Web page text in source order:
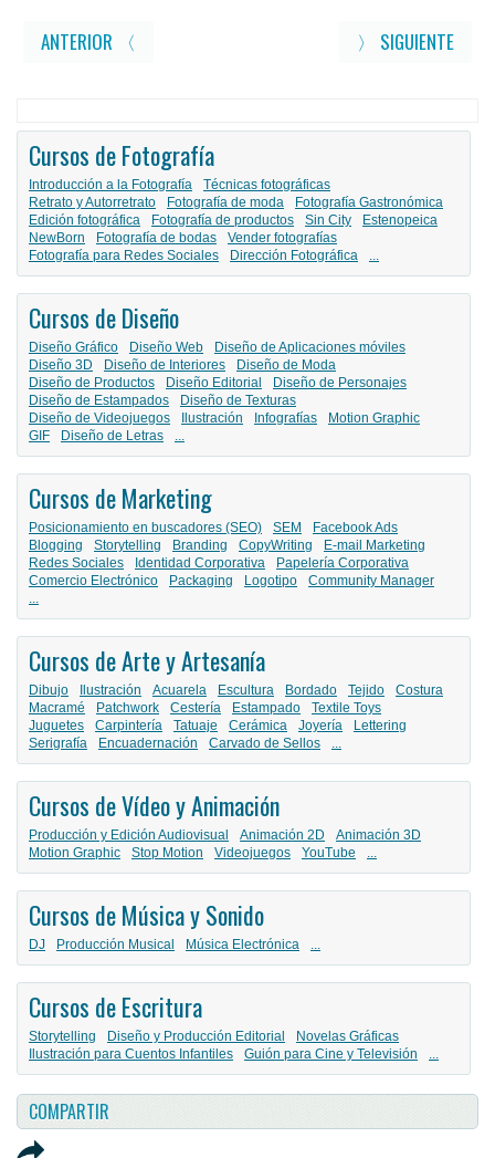
ANTERIOR 〈 〉 SIGUIENTE
Cursos de Fotografía
Introducción a la Fotografía
Técnicas fotográficas
Retrato y Autorretrato
Fotografía de moda
Fotografía Gastronómica
Edición fotográfica
Fotografía de productos Sin City
Estenopeica
NewBorn
Fotografía de bodas
Vender fotografías
Fotografía para Redes Sociales
Dirección Fotográfica ...
Cursos de Diseño
Diseño Gráfico Diseño Web
Diseño de Aplicaciones móviles
Diseño 3D
Diseño de Interiores
Diseño de Moda
Diseño de Productos
Diseño Editorial
Diseño de Personajes
Diseño de Estampados
Diseño de Texturas
Diseño de Videojuegos
Ilustración Infografías
Motion Graphic
GIF
Diseño de Letras ...
Cursos de Marketing
Posicionamiento en buscadores (SEO) SEM
Facebook Ads
Blogging
Storytelling Branding CopyWriting
E-mail Marketing
Redes Sociales
Identidad Corporativa
Papelería Corporativa
Comercio Electrónico
Packaging Logotipo
Community Manager
...
Cursos de Arte y Artesanía
Dibujo Ilustración Acuarela Escultura Bordado Tejido
Costura
Macramé
Patchwork Cestería Estampado
Textile Toys
Juguetes
Carpintería Tatuaje Cerámica Joyería
Lettering
Serigrafía
Encuadernación Carvado de Sellos ...
Cursos de Vídeo y Animación
Producción y Edición Audiovisual Animación 2D
Animación 3D
Motion Graphic
Stop Motion Videojuegos YouTube ...
Cursos de Música y Sonido
DJ Producción Musical Música Electrónica ...
Cursos de Escritura
Storytelling Diseño y Producción Editorial
Novelas Gráficas
Ilustración para Cuentos Infantiles
Guión para Cine y Televisión ...
COMPARTIR